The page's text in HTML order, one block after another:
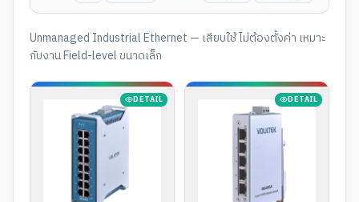
Unmanaged Industrial Ethernet — เสียบใช้ ไม่ต้องตั้งค่า เหมาะ
กับงาน Field-level ขนาดเล็ก
DETAIL DETAIL